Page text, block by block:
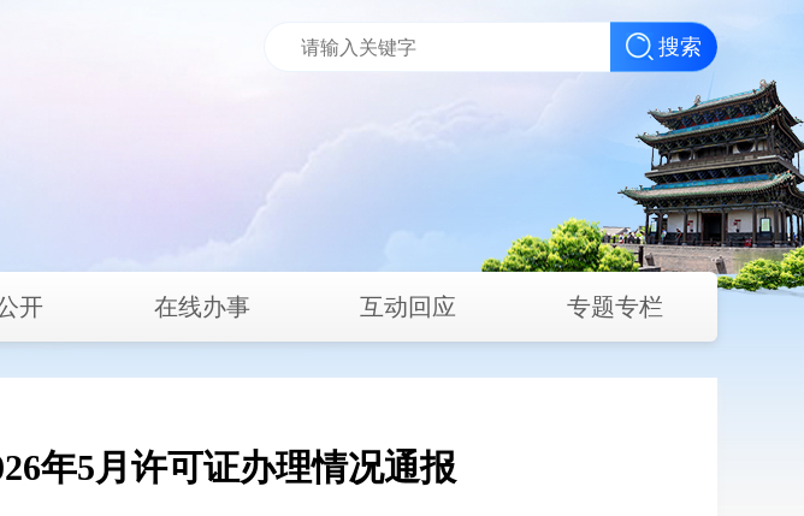
搜索
开 在线办事 互动回应 专题专栏
年5月许可证办理情况通报